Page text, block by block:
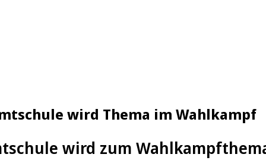
wird Thema im Wahlkampf
wird zum